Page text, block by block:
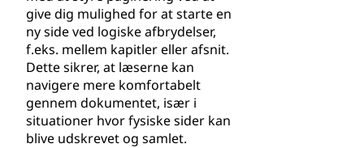
give dig mulighed for at starte en
ny side ved logiske afbrydelser,
f.eks. mellem kapitler eller afsnit.
Dette sikrer, at læserne kan
navigere mere komfortabelt
gennem dokumentet, især i
situationer hvor fysiske sider kan
blive udskrevet og samlet.